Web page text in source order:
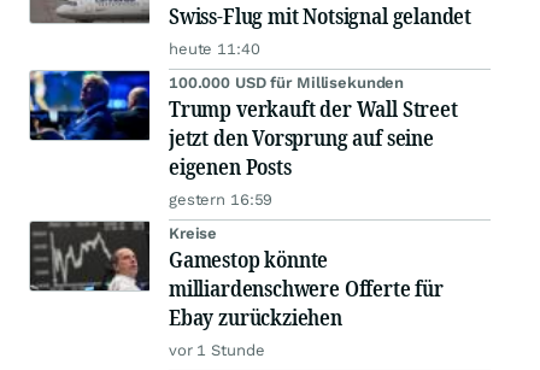
Swiss-Flug mit Notsignal gelandet
heute 11:40
100.000 USD für Millisekunden
Trump verkauft der Wall Street
jetzt den Vorsprung auf seine
eigenen Posts
gestern 16:59
Kreise
Gamestop könnte
milliardenschwere Offerte für
Ebay zurückziehen
vor 1 Stunde